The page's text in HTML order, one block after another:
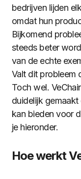
bedrijven lijden
omdat hun
Bijkomend
steeds beter
van de echte
Valt dit probleem
Toch wel.
duidelijk
kan bieden voor
je hieronder.
Hoe werkt